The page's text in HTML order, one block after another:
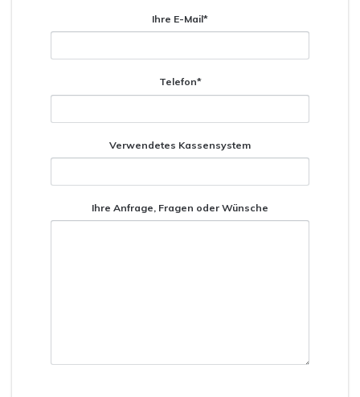
Ihre E-Mail*
Telefon*
Verwendetes Kassensystem
Ihre Anfrage, Fragen oder Wünsche